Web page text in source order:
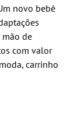
novo bebê
mão de
com valor
carrinho